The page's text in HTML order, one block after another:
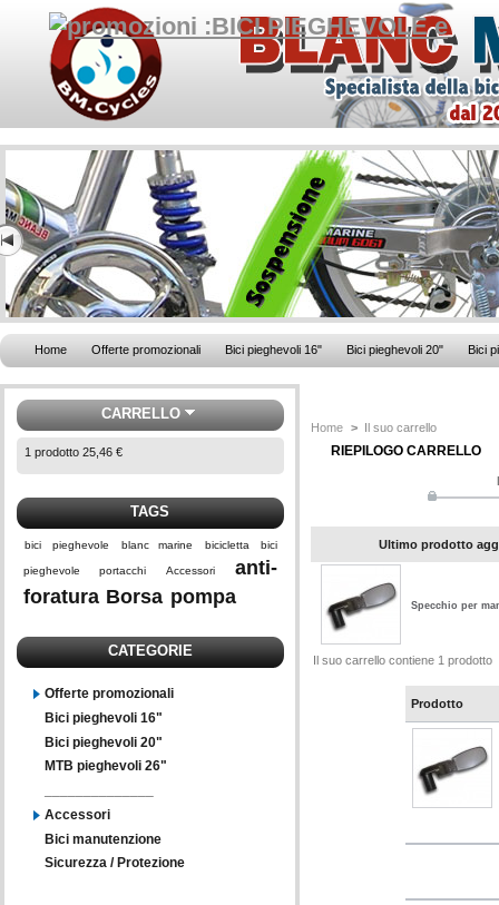
Home Offerte promozionali Bici pieghevoli 16" Bici pieghevoli 20" Bici
CARRELLO
1 prodotto 25,46 €
TAGS
bici pieghevole blanc marine bicicletta bici
pieghevole portacchi Accessori
anti-
foratura Borsa pompa
CATEGORIE
Offerte promozionali
Bici pieghevoli 16"
Bici pieghevoli 20"
MTB pieghevoli 26"
Accessori
Bici manutenzione
Sicurezza / Protezione
Home > Il suo carrello
RIEPILOGO CARRELLO
Ultimo prodotto
Specchio per
Il suo carrello contiene 1 prodotto
Prodotto